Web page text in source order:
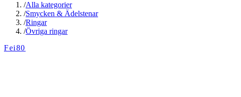
/Alla kategorier
/Smycken & Ädelstenar
/Ringar
/Övriga ringar
Fei80